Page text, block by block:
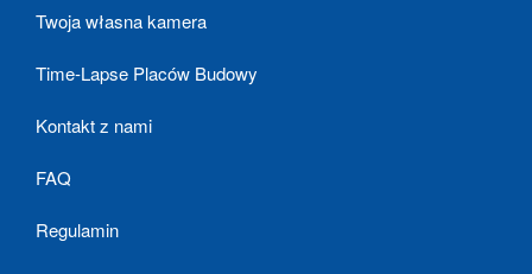
Twoja własna kamera
Time-Lapse Placów Budowy
Kontakt z nami
FAQ
Regulamin